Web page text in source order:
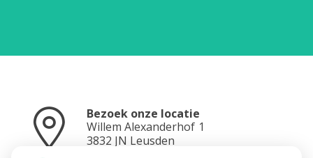
Bezoek onze locatie
Willem Alexanderhof 1
3832 JN Leusden